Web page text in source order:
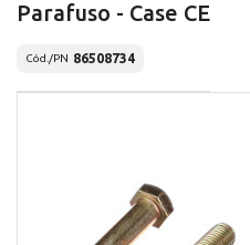
Parafuso - Case CE
Cód./PN 86508734